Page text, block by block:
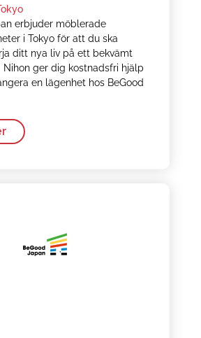
erbjuder möblerade
i Tokyo för att du ska
ditt nya liv på ett bekvämt
Nihon ger dig kostnadsfri hjälp
en lägenhet hos BeGood